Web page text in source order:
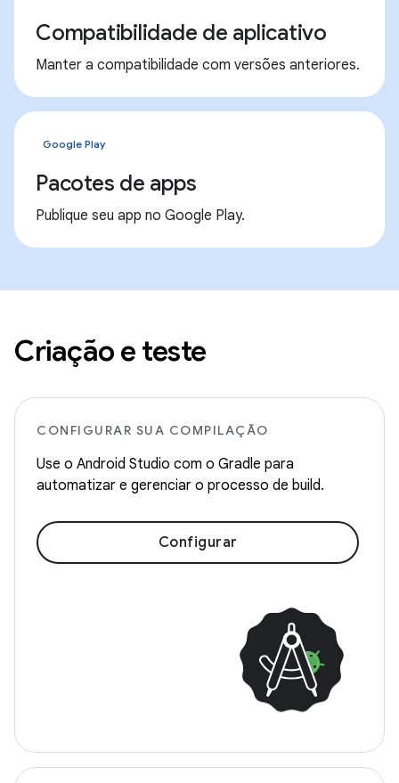
Compatibilidade de aplicativo
Manter a compatibilidade com versões anteriores.
Google Play
Pacotes de apps
Publique seu app no Google Play.
Criação e teste
CONFIGURAR SUA COMPILAÇÃO
Use o Android Studio com o Gradle para
automatizar e gerenciar o processo de build.
Configurar